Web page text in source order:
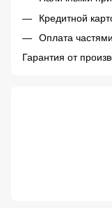
Кредитной
Оплата
Гарантия от